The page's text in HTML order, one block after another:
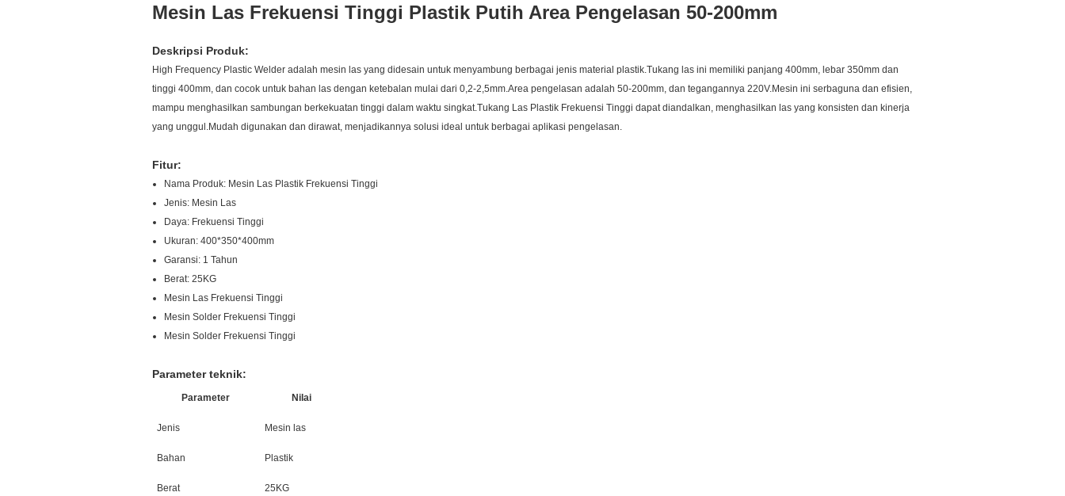
Mesin Las Frekuensi Tinggi Plastik Putih Area Pengelasan 50-200mm
Deskripsi Produk:
High Frequency Plastic Welder adalah mesin las yang didesain untuk menyambung berbagai jenis material plastik.Tukang las ini memiliki panjang 400mm, lebar 350mm dan
tinggi 400mm, dan cocok untuk bahan las dengan ketebalan mulai dari 0,2-2,5mm.Area pengelasan adalah 50-200mm, dan tegangannya 220V.Mesin ini serbaguna dan efisien,
mampu menghasilkan sambungan berkekuatan tinggi dalam waktu singkat.Tukang Las Plastik Frekuensi Tinggi dapat diandalkan, menghasilkan las yang konsisten dan kinerja
yang unggul.Mudah digunakan dan dirawat, menjadikannya solusi ideal untuk berbagai aplikasi pengelasan.
Fitur:
Nama Produk: Mesin Las Plastik Frekuensi Tinggi
Jenis: Mesin Las
Daya: Frekuensi Tinggi
Ukuran: 400*350*400mm
Garansi: 1 Tahun
Berat: 25KG
Mesin Las Frekuensi Tinggi
Mesin Solder Frekuensi Tinggi
Mesin Solder Frekuensi Tinggi
Parameter teknik:
Parameter Nilai
Jenis Mesin las
Bahan Plastik
Berat 25KG